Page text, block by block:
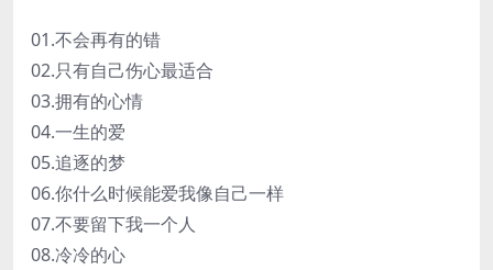
01.不会再有的错
02.只有自己伤心最适合
03.拥有的心情
04.一生的爱
05.追逐的梦
06.你什么时候能爱我像自己一样
07.不要留下我一个人
08.冷冷的心